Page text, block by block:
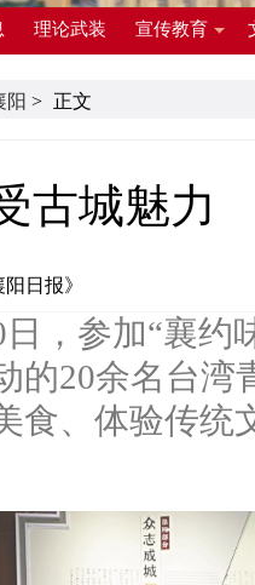
理论武装 宣传教育
阳 > 正文
古城魅力
日报》
，参加“襄约
的20余名台湾
食、体验传统